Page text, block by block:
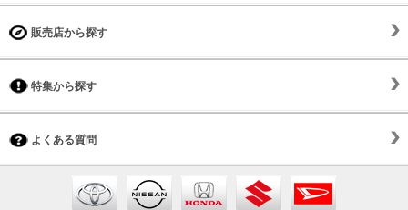
販売店から探す
特集から探す
よくある質問